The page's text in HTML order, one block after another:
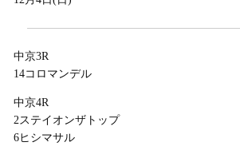
中京3R
14コロマンデル
中京4R
2ステイオンザトップ
6ヒシマサル